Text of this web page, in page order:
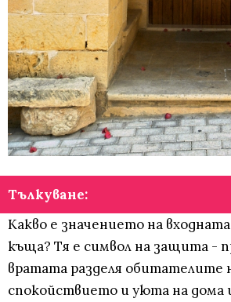
Тълкуване:
Какво е значението на
къща? Тя е символ на защита -
вратата разделя
спокойствието и уюта на дома